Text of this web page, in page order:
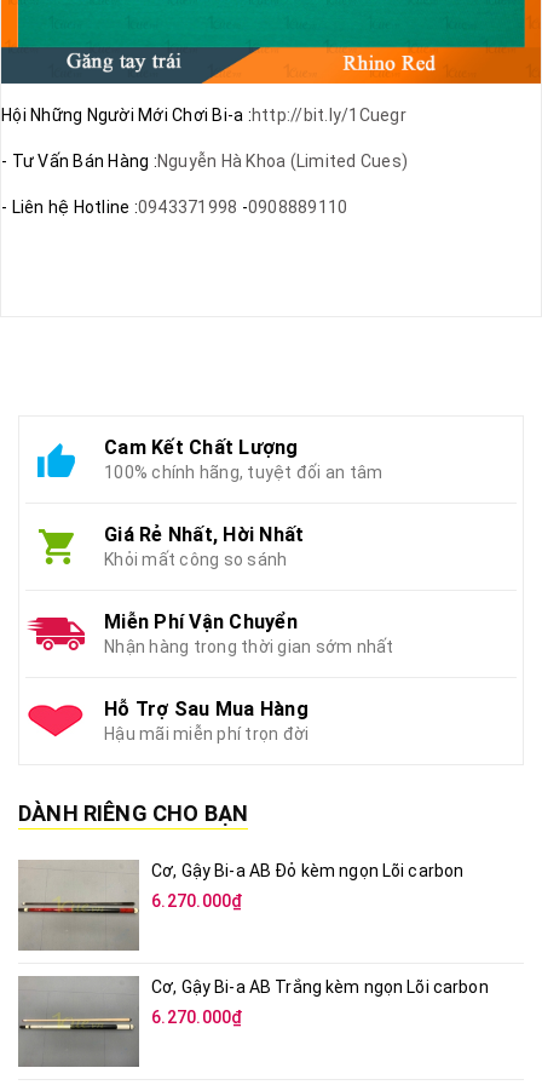
Hội Những Người Mới Chơi Bi-a :http://bit.ly/1Cuegr
- Tư Vấn Bán Hàng :Nguyễn Hà Khoa (Limited Cues)
- Liên hệ Hotline :0943371998 -0908889110
Cam Kết Chất Lượng
100% chính hãng, tuyệt đối an tâm
Giá Rẻ Nhất, Hời Nhất
Khỏi mất công so sánh
Miễn Phí Vận Chuyển
Nhận hàng trong thời gian sớm nhất
Hỗ Trợ Sau Mua Hàng
Hậu mãi miễn phí trọn đời
DÀNH RIÊNG CHO BẠN
Cơ, Gậy Bi-a AB Đỏ kèm ngọn Lõi carbon
6.270.000₫
Cơ, Gậy Bi-a AB Trắng kèm ngọn Lõi carbon
6.270.000₫